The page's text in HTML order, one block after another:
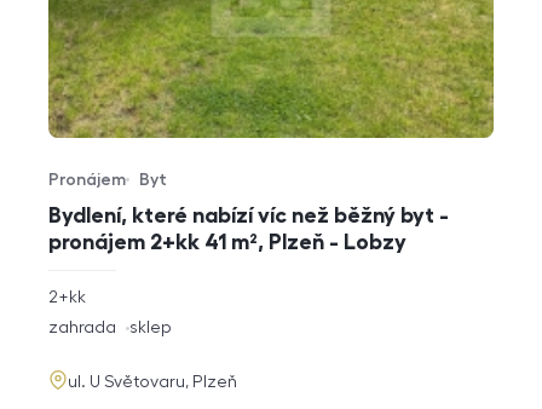
Bydlení, které nabízí víc než běžný byt -
pronájem 2+kk 41 m², Plzeň - Lobzy
Typ nabídky
Pronájem
Typ nemovitosti
Byt
rozměry
2+kk
funkce
zahrada sklep
adresa
ul. U Světovaru, Plzeň